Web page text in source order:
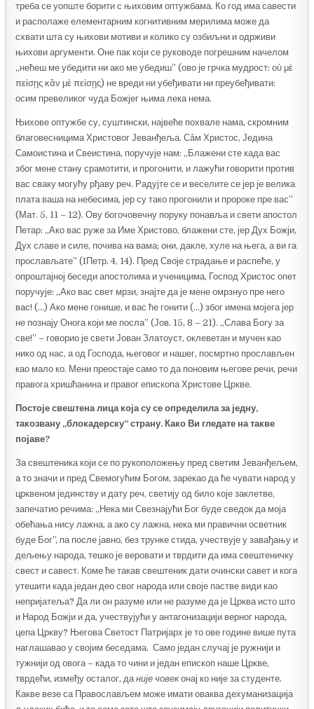
треба се уопште борити с њиховим оптужбама. Ко год има савести
и располаже елементарним когнитивним мерилима може да
схвати шта су њихови мотиви и колико су озбиљни и одрживи
њихови аргументи. Оне пак који се руководе погрешним начелом
„нећеш ме убедити ни ако ме убедиш” (ово је грчка мудрост: οὐ μὲ
πείσῃς κἂν μὲ πείσῃς) не вреди ни убеђивати ни преубеђивати:
осим превеликог чуда Божјег њима лека нема.
Њихове оптужбе су, суштински, највеће похвале нама, скромним
благовесницима Христовог Јеванђеља. Сâм Христос, Једина
Самоистина и Свеистина, поручује нам: „Блажени сте када вас
због мене стану срамотити, и прогонити, и лажући говорити против
вас сваку могућу рђаву реч. Радујте се и веселите се јер је велика
плата ваша на небесима, јер су тако прогонили и пророке пре вас”
(Мат. 5, 11 – 12). Ову богочовечну поруку понавља и свети апостол
Петар: „Ако вас руже за Име Христово, блажени сте, јер Дух Божји,
Дух славе и силе, почива на вама; они, дакле, хуле на њега, а ви га
прослављате” (IПетр. 4, 14). Пред Своје страдање и распеће, у
опроштајној беседи апостолима и ученицима, Господ Христос опет
поручује: „Ако вас свет мрзи, знајте да је мене омрзнуо пре него
вас! (…) Ако мене гонише, и вас ће гонити (…) због имена мојега јер
не познају Онога који ме посла” (Јов. 15, 8 – 21). „Слава Богу за
све!” – говорио је свети Јован Златоуст, оклеветан и мучен као
нико од нас, а од Господа, његовог и нашег, посмртно прослављен
као мало ко. Мени преостаје само то да поновим његове речи, речи
правога хришћанина и правог епископа Христове Цркве.
Постоје свештена лица која су се определилаза једну,
такозвану „блокадерску“ страну. Како Ви гледате на такве
појаве?
За свештеника који се по рукоположењу пред светим Јеванђељем,
а то значи и пред Свемогућим Богом, зарекао да ће чувати народ у
црквеном јединству и дату реч, светију од било које заклетве,
запечатио речима: „Нека ми Свезнајући Бог буде сведок да моја
обећања нису лажна, а ако су лажна, нека ми правични осветник
буде Бог”, па после јавно, без трунке стида, учествује у завађању и
дељењу народа, тешко је веровати и тврдити да има свештеничку
свест и савест. Коме ће такав свештеник дати очински савет и кога
утешити када један део свог народа или своје пастве види као
непријатеља? Да ли он разуме или не разуме да је Црква исто што
и Народ Божји и да, учествујући у антагонизацији верног народа,
цепа Цркву? Његова Светост Патријарх је то ове године више пута
наглашавао у својим беседама. Само један случај је ружнији и
тужнији од овога – када то чини и један епископ наше Цркве,
тврдећи, између осталог, даније човеконај ко није за студенте.
Какве везе са Православљем може имати оваква дехуманизација